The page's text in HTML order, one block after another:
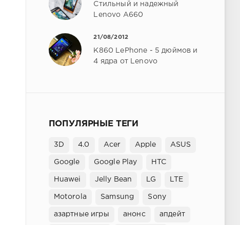
Стильный и надежный
Lenovo A660
21/08/2012
K860 LePhone - 5 дюймов и
4 ядра от Lenovo
ПОПУЛЯРНЫЕ ТЕГИ
3D 4.0 Acer Apple ASUS
Google Google Play HTC
Huawei Jelly Bean LG LTE
Motorola Samsung Sony
азартные игры анонс апдейт